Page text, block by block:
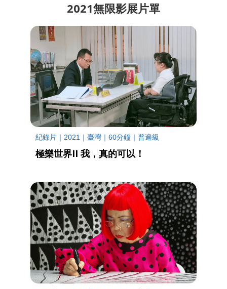
2021無限影展片單
紀錄片｜2021｜臺灣｜60分鐘｜普遍級
極樂世界II 我，真的可以！